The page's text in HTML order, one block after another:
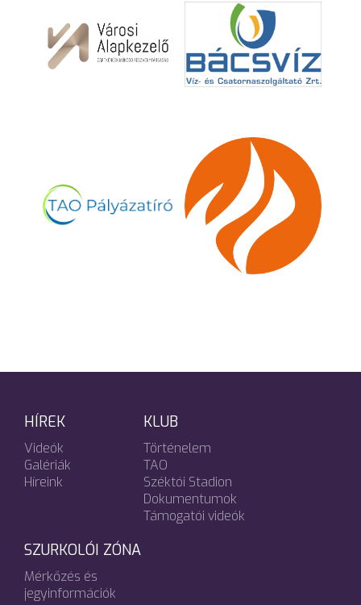
HÍREK
Videók
Galériák
Híreink
KLUB
Történelem
TAO
Széktói Stadion
Dokumentumok
Támogatói videók
SZURKOLÓI ZÓNA
Mérkőzés és
jegyinformációk